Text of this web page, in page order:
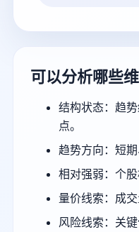
可以分析哪些维
结构状态：趋
点。
趋势方向：短期
相对强弱：个股
量价线索：成
风险线索：关